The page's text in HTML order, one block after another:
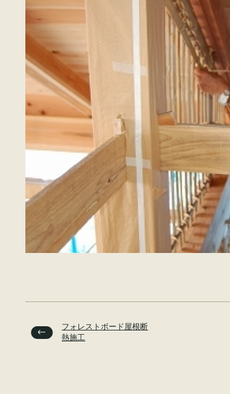
フォレストボード屋根断
熱施工